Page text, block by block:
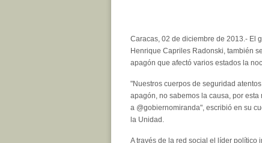
Caracas, 02 de diciembre de 2013.- El
Henrique Capriles Radonski, también
apagón que afectó varios estados la
"Nuestros cuerpos de seguridad
apagón, no sabemos la causa, por esta
a @gobiernomiranda", escribió en su
la Unidad.
A través de la red social el líder político